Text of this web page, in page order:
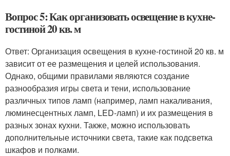
Вопрос 5: Как организовать освещение в кухне-
гостиной 20 кв. м
Ответ: Организация освещения в кухне-гостиной 20 кв. м
зависит от ее размещения и целей использования.
Однако, общими правилами являются создание
разнообразия игры света и тени, использование
различных типов ламп (например, ламп накаливания,
люминесцентных ламп, LED-ламп) и их размещения в
разных зонах кухни. Также, можно использовать
дополнительные источники света, такие как подсветка
шкафов и полками.